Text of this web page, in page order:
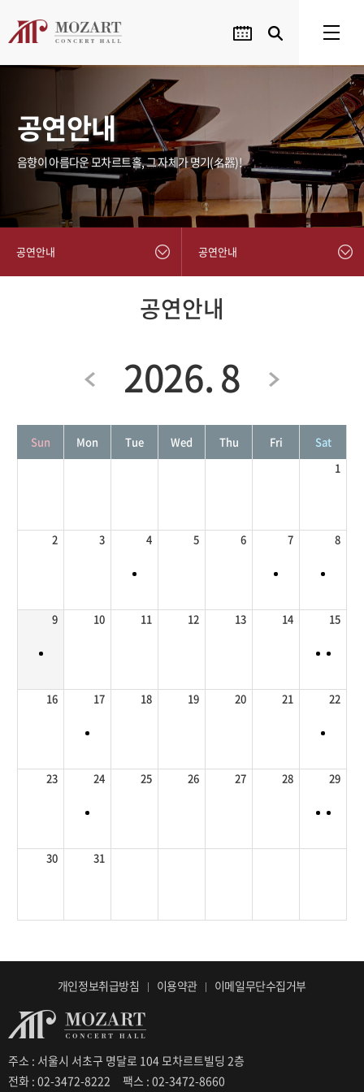
공연안내
음향이 아름다운 모차르트홀, 그 자체가 명기(名器)!
공연안내 공연안내
공연안내
2026. 8
Sun Mon Tue Wed Thu Fri
Sat
1
2 3 4 5 6 7 8
9 10 11 12 13 14 15
16 17 18 19 20 21 22
23 24 25 26 27 28 29
30 31
개인정보취급방침 이용약관 이메일무단수집거부
주소 : 서울시 서초구 명달로 104 모차르트빌딩 2층
전화 : 02-3472-8222
팩스 : 02-3472-8660